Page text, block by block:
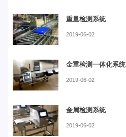
重量检测系统
2019-06-02
金重检测一体化系统
2019-06-02
金属检测系统
2019-06-02